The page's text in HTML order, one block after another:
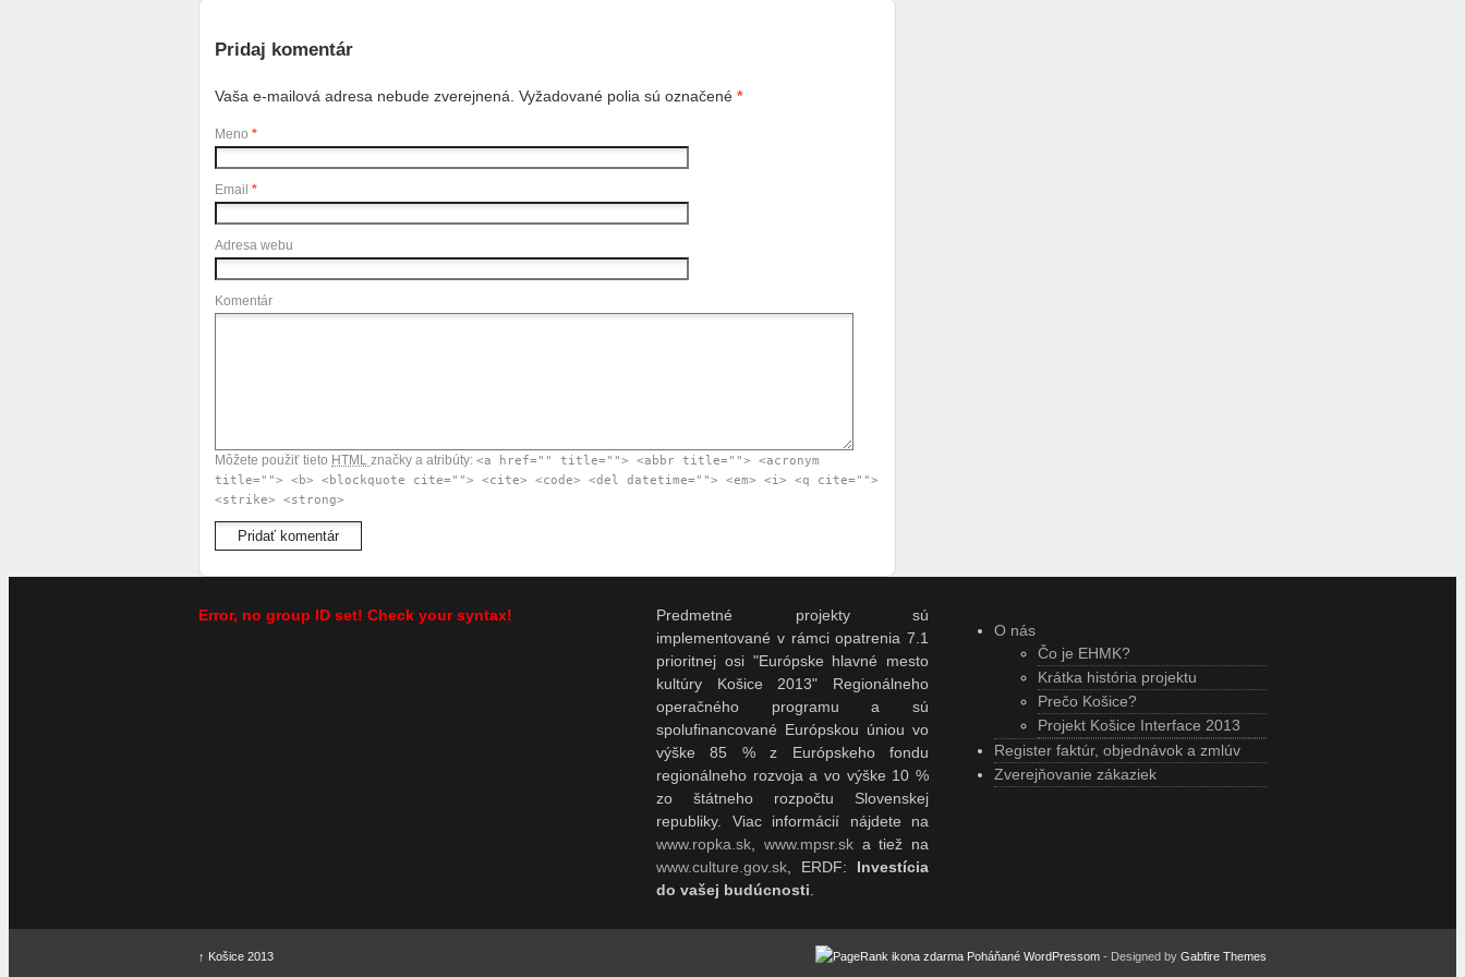
Pridaj komentár
Vaša e-mailová adresa nebude zverejnená. Vyžadované polia sú označené *
Meno *
Email *
Adresa webu
Komentár
Môžete použiť tieto HTML značky a atribúty: <a href="" title=""> <abbr title=""> <acronym
title=""> <b> <blockquote cite=""> <cite> <code> <del datetime=""> <em> <i> <q cite="">
<strike> <strong>
Error, no group ID set! Check your syntax!
Predmetné projekty sú
implementované v rámci opatrenia 7.1
prioritnej osi "Európske hlavné mesto
kultúry Košice 2013" Regionálneho
operačného programu a sú
spolufinancované Európskou úniou vo
výške 85 % z Európskeho fondu
regionálneho rozvoja a vo výške 10 %
zo štátneho rozpočtu Slovenskej
republiky. Viac informácií nájdete na
www.ropka.sk
www.mpsr.ska tiež na
www.culture.gov.sk , ERDF: Investícia
do vašej budúcnosti
O nás
Čo je EHMK?
Krátka história projektu
Prečo Košice?
Projekt Košice Interface 2013
Register faktúr, objednávok a zmlúv
Zverejňovanie zákaziek
↑ Košice 2013 Poháňané WordPressom - Designed by Gabfire Themes